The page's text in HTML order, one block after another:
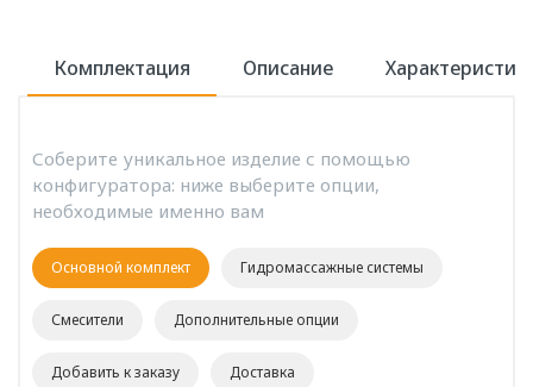
Комплектация Описание
Соберите уникальное изделие с помощью
конфигуратора: ниже выберите опции,
необходимые именно вам
Основной комплект Гидромассажные системы
Смесители Дополнительные опции
Добавить к заказу Доставка